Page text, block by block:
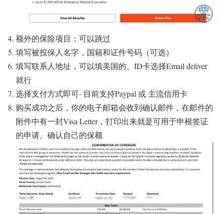
额外的保险项目：可以跳过
填写被投保人名字，国籍和证件号码（可选）
填写联系人地址，可以填美国的。ID卡选择Email deliver
就行
选择支付方式即可- 目前支持Paypal 或 主流信用卡
购买成功之后，你的电子邮箱会收到确认邮件，在邮件的
附件中有一封Visa Letter，打印出来就是可用于申根签证
的申请。确认自己的保额